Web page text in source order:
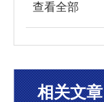
查看全部
相关文章